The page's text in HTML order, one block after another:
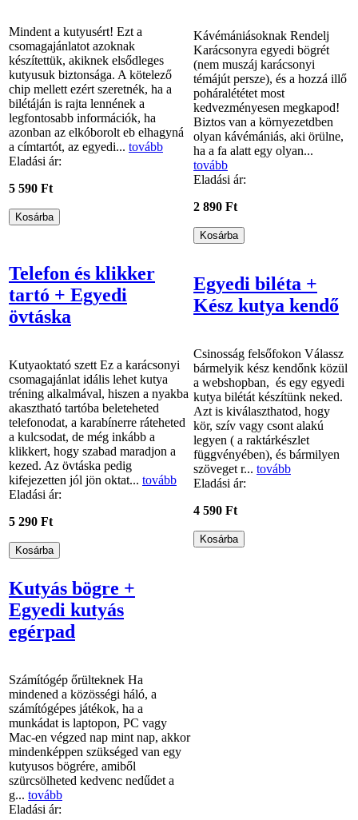
Mindent a kutyusért! Ezt a
csomagajánlatot azoknak
készítettük, akiknek elsődleges
kutyusuk biztonsága. A kötelező
chip mellett ezért szeretnék, ha a
bilétáján is rajta lennének a
legfontosabb információk, ha
azonban az elkóborolt eb elhagyná
a címtartót, az egyedi... tovább
Eladási ár:
5 590 Ft
Kávémániásoknak Rendelj
Karácsonyra egyedi bögrét
(nem muszáj karácsonyi
témájút persze), és a hozzá illő
poháralététet most
kedvezményesen megkapod!
Biztos van a környezetdben
olyan kávémániás, aki örülne,
ha a fa alatt egy olyan...
tovább
Eladási ár:
2 890 Ft
Telefon és klikker
tartó + Egyedi
övtáska
Kutyaoktató szett Ez a karácsonyi
csomagajánlat idális lehet kutya
tréning alkalmával, hiszen a nyakba
akasztható tartóba beleteheted
telefonodat, a karabínerre ráteheted
a kulcsodat, de még inkább a
klikkert, hogy szabad maradjon a
kezed. Az övtáska pedig
kifejezetten jól jön oktat... tovább
Eladási ár:
5 290 Ft
Egyedi biléta +
Kész kutya kendő
Csinosság felsőfokon Válassz
bármelyik kész kendőnk közül
a webshopban, és egy egyedi
kutya bilétát készítünk neked.
Azt is kiválaszthatod, hogy
kör, szív vagy csont alakú
legyen ( a raktárkészlet
függvényében), és bármilyen
szöveget r... tovább
Eladási ár:
4 590 Ft
Kutyás bögre +
Egyedi kutyás
egérpad
Számítógép őrülteknek Ha
mindened a közösségi háló, a
számítógépes játékok, ha a
munkádat is laptopon, PC vagy
Mac-en végzed nap mint nap, akkor
mindenképpen szükséged van egy
kutyusos bögrére, amiből
szürcsölheted kedvenc nedűdet a
g... tovább
Eladási ár: